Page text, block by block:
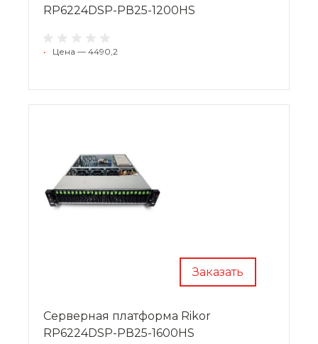
RP6224DSP-PВ25-1200HS
• Цена — 4490,2
Заказать
Cерверная платформа Rikor
RP6224DSP-PВ25-1600HS